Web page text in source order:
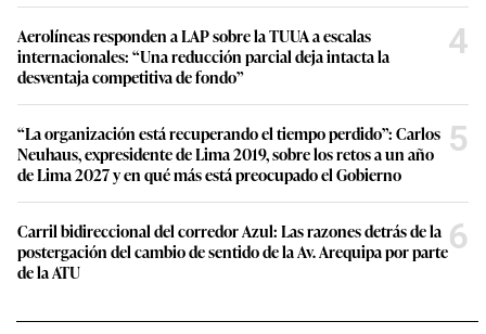
Aerolíneas responden a LAP sobre la TUUA a escalas
internacionales: “Una reducción parcial deja intacta la
desventaja competitiva de fondo”
4
“La organización está recuperando el tiempo perdido”: Carlos
Neuhaus, expresidente de Lima 2019, sobre los retos a un año
de Lima 2027 y en qué más está preocupado el Gobierno
5
Carril bidireccional del corredor Azul: Las razones detrás de la
postergación del cambio de sentido de la Av. Arequipa por parte
de la ATU
6